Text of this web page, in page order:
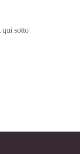
qui sotto